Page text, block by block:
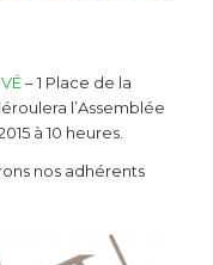
– 1 Place de la
l’Assemblée
à 10 heures.
nos adhérents